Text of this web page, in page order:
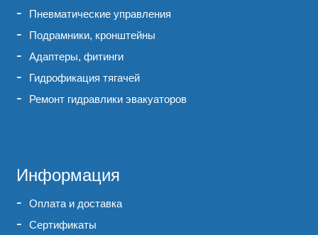
Пневматические управления
Подрамники, кронштейны
Адаптеры, фитинги
Гидрофикация тягачей
Ремонт гидравлики эвакуаторов
Информация
Оплата и доставка
Сертификаты